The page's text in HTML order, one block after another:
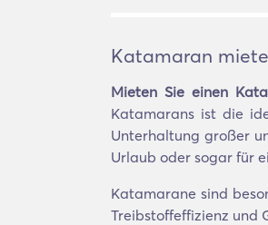
Katamaran
Mieten Sie einen
Katamarans ist die
Unterhaltung großer
Urlaub oder sogar für
Katamarane sind
Treibstoffeffizienz und